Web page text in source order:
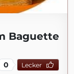
Baguette
0 Lecker